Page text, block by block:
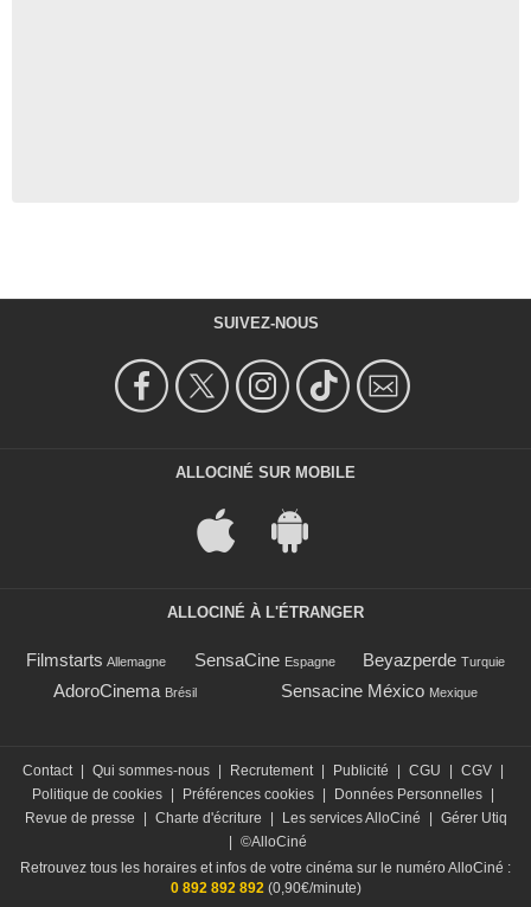
SUIVEZ-NOUS
ALLOCINÉ SUR MOBILE
ALLOCINÉ À L'ÉTRANGER
Filmstarts Allemagne SensaCine Espagne Beyazperde Turquie
AdoroCinema Brésil Sensacine México Mexique
Contact Qui sommes-nous Recrutement Publicité CGU CGV
Politique de cookies
Préférences cookies Données Personnelles
Revue de presse
Charte d'écriture Les services AlloCiné
Gérer Utiq
©AlloCiné
Retrouvez tous les horaires et infos de votre cinéma sur le numéro AlloCiné :
0 892 892 892(0,90€/minute)